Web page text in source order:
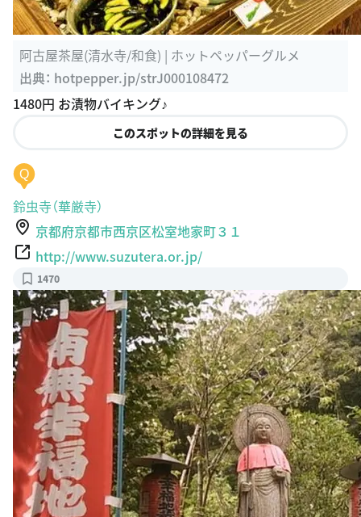
阿古屋茶屋(清水寺/和食) | ホットペッパーグルメ
出典： hotpepper.jp/strJ000108472
1480円 お漬物バイキング♪
このスポットの詳細を見る
Q
鈴虫寺（華厳寺）
京都府京都市西京区松室地家町３１
http://www.suzutera.or.jp/
1470